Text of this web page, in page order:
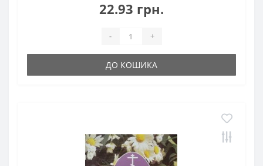
22.93 грн.
- +
ДО КОШИКА